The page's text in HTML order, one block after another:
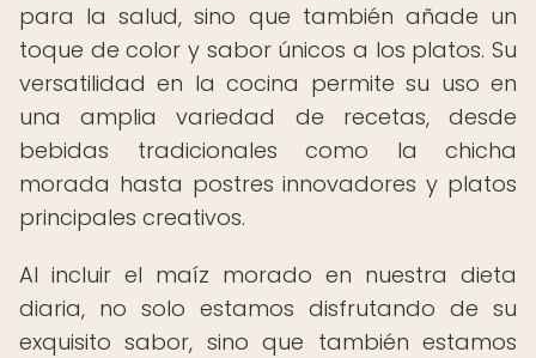
para la salud, sino que también añade un
toque de color y sabor únicos a los platos. Su
versatilidad en la cocina permite su uso en
una amplia variedad de recetas, desde
bebidas tradicionales como la chicha
morada hasta postres innovadores y platos
principales creativos.
Al incluir el maíz morado en nuestra dieta
diaria, no solo estamos disfrutando de su
exquisito sabor, sino que también estamos